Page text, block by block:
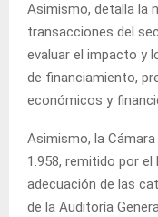
Asimismo, detalla la
transacciones del
evaluar el impacto y
de financiamiento,
económicos y
Asimismo, la
1.958, remitido por el
adecuación de las
de la Auditoría